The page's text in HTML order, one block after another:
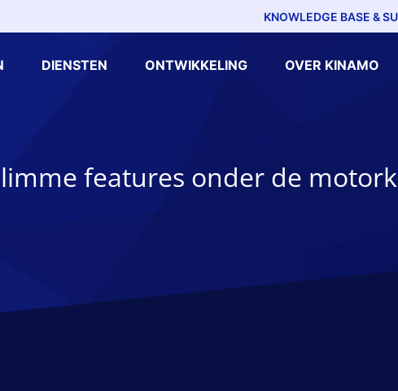
KNOWLEDGE BASE &
DIENSTEN ONTWIKKELING OVER KINAMO
features onder de